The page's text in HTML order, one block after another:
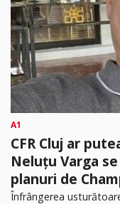
A1
CFR Cluj ar
Neluțu Varga
planuri de
Înfrângerea